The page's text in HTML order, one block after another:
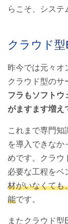
らこそ、システ
クラウド
昨今では元々オ
クラウド型のサ
フラもソフトウ
がますます増え
これまで専門知
を導入できなか
めです。クラウ
必要な工程をベ
材がいなくても
能です。
またクラウド